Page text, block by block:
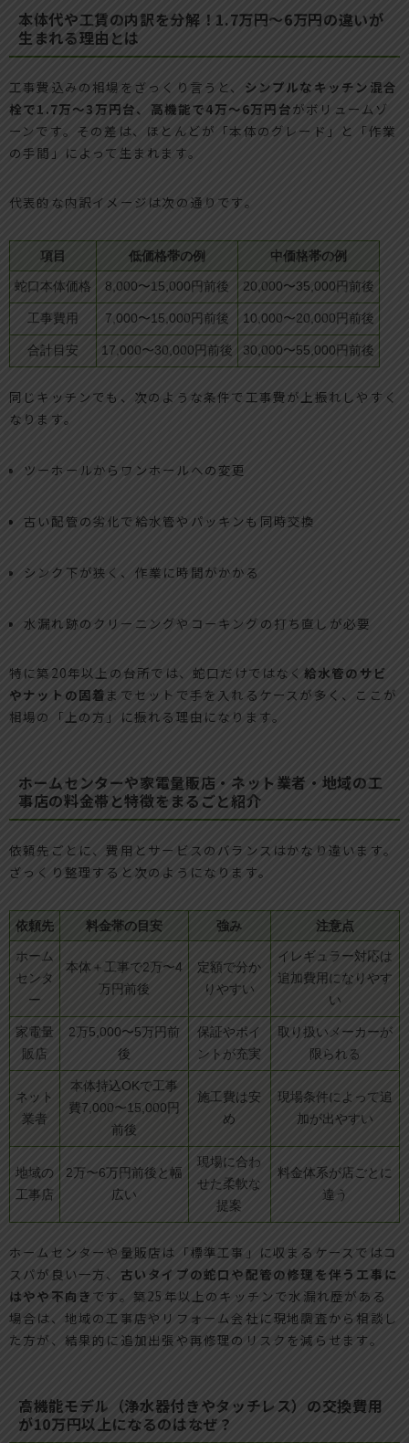
本体代や工賃の内訳を分解！1.7万円〜6万円の違いが
生まれる理由とは
工事費込みの相場をざっくり言うと、 シンプルなキッチン混合
栓で1.7万〜3万円台、高機能で4万〜6万円台がボリュームゾ
ーンです。その差は、ほとんどが「本体のグレード」と「作業
の手間」によって生まれます。
代表的な内訳イメージは次の通りです。
項目 低価格帯の例 中価格帯の例
蛇口本体価格 8,000〜15,000円前後 20,000〜35,000円前後
工事費用 7,000〜15,000円前後 10,000〜20,000円前後
合計目安 17,000〜30,000円前後 30,000〜55,000円前後
同じキッチンでも、次のような条件で工事費が上振れしやすく
なります。
ツーホールからワンホールへの変更
古い配管の劣化で給水管やパッキンも同時交換
シンク下が狭く、作業に時間がかかる
水漏れ跡のクリーニングやコーキングの打ち直しが必要
特に築20年以上の台所では、蛇口だけではなく 給水管のサビ
やナットの固着 までセットで手を入れるケースが多く、ここが
相場の「上の方」に振れる理由になります。
ホームセンターや家電量販店・ネット業者・地域の工
事店の料金帯と特徴をまるごと紹介
依頼先ごとに、費用とサービスのバランスはかなり違います。
ざっくり整理すると次のようになります。
依頼先 料金帯の目安 強み 注意点
ホーム
センタ
ー
本体＋工事で2万〜4
万円前後
定額で分か
りやすい
イレギュラー対応は
追加費用になりやす
い
家電量
販店
2万5,000〜5万円前
後
保証やポイ
ントが充実
取り扱いメーカーが
限られる
ネット
業者
本体持込OKで工事
費7,000〜15,000円
前後
施工費は安
め
現場条件によって追
加が出やすい
地域の
工事店
2万〜6万円前後と幅
広い
現場に合わ
せた柔軟な
提案
料金体系が店ごとに
違う
ホームセンターや量販店は「標準工事」に収まるケースではコ
スパが良い一方、 古いタイプの蛇口や配管の修理を伴う工事に
はやや不向き です。築25年以上のキッチンで水漏れ歴がある
場合は、地域の工事店やリフォーム会社に現地調査から相談し
た方が、結果的に追加出張や再修理のリスクを減らせます。
高機能モデル（浄水器付きやタッチレス）の交換費用
が10万円以上になるのはなぜ？